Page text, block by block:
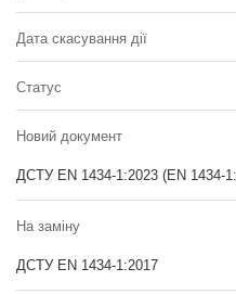
Дата скасування дії
Статус
Новий документ
ДСТУ EN 1434-1:2023 (EN 1434-
На заміну
ДСТУ EN 1434-1:2017